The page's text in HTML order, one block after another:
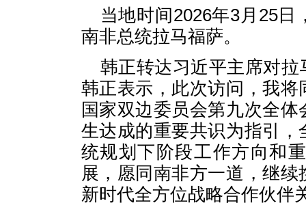
当地时间2026年3月25
南非总统拉马福萨。
韩正转达习近平主席对
韩正表示，此次访问，我
国家双边委员会第九次全
生达成的重要共识为指引
统规划下阶段工作方向和
展，愿同南非方一道，继
新时代全方位战略合作伙伴